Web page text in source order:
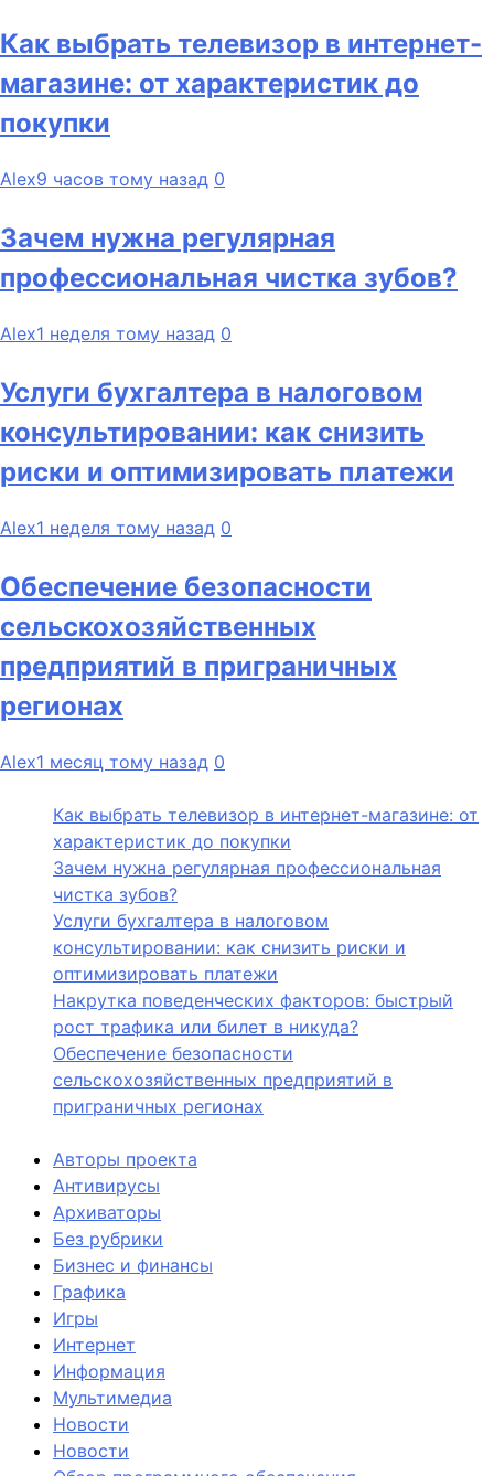
Как выбрать телевизор в интернет-
магазине: от характеристик до
покупки
Alex9 часов тому назад 0
Зачем нужна регулярная
профессиональная чистка зубов?
Alex1 неделя тому назад 0
Услуги бухгалтера в налоговом
консультировании: как снизить
риски и оптимизировать платежи
Alex1 неделя тому назад 0
Обеспечение безопасности
сельскохозяйственных
предприятий в приграничных
регионах
Alex1 месяц тому назад 0
Как выбрать телевизор в интернет-магазине: от
характеристик до покупки
Зачем нужна регулярная профессиональная
чистка зубов?
Услуги бухгалтера в налоговом
консультировании: как снизить риски и
оптимизировать платежи
Накрутка поведенческих факторов: быстрый
рост трафика или билет в никуда?
Обеспечение безопасности
сельскохозяйственных предприятий в
приграничных регионах
Авторы проекта
Антивирусы
Архиваторы
Без рубрики
Бизнес и финансы
Графика
Игры
Интернет
Информация
Мультимедиа
Новости
Новости